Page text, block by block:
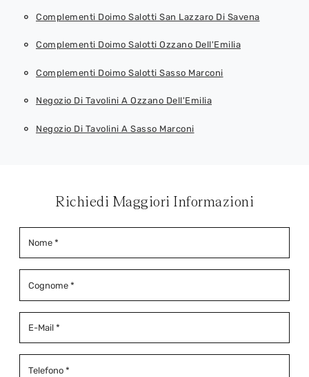
Complementi Doimo Salotti San Lazzaro Di Savena
Complementi Doimo Salotti Ozzano Dell'Emilia
Complementi Doimo Salotti Sasso Marconi
Negozio Di Tavolini A Ozzano Dell'Emilia
Negozio Di Tavolini A Sasso Marconi
Richiedi Maggiori Informazioni